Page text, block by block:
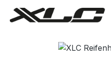
Bildergalerie überspringen